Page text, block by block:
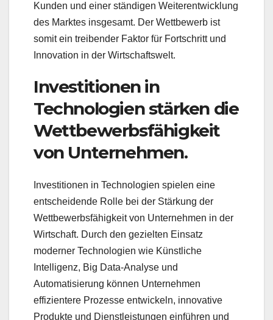
Kunden und einer ständigen Weiterentwicklung
des Marktes insgesamt. Der Wettbewerb ist
somit ein treibender Faktor für Fortschritt und
Innovation in der Wirtschaftswelt.
Investitionen in
Technologien stärken die
Wettbewerbsfähigkeit
von Unternehmen.
Investitionen in Technologien spielen eine
entscheidende Rolle bei der Stärkung der
Wettbewerbsfähigkeit von Unternehmen in der
Wirtschaft. Durch den gezielten Einsatz
moderner Technologien wie Künstliche
Intelligenz, Big Data-Analyse und
Automatisierung können Unternehmen
effizientere Prozesse entwickeln, innovative
Produkte und Dienstleistungen einführen und